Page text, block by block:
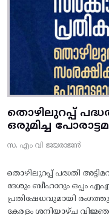
തൊഴിലുറപ്പ്
ഒരുമിച്ച
സ. എം വി ജയരാജൻ
തൊഴിലുറപ്പ് പദ്ധതി
ദേശും ബീഹാറും ഒപ്പം
പ്രതിഷേധവുമായി
കേരളം ശനിയാഴ്ച